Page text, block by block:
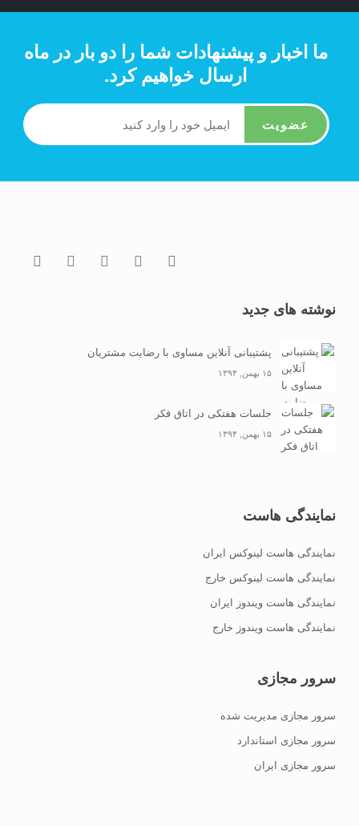
ما اخبار و پیشنهادات شما را دو بار در ماه
ارسال خواهیم کرد.
عضویت
نوشته های جدید
پشتیبانی آنلاین مساوی با رضایت مشتریان
۱۵ بهمن, ۱۳۹۴
جلسات هفتکی در اتاق فکر
۱۵ بهمن, ۱۳۹۴
نمایندگی هاست
نمایندگی هاست لینوکس ایران
نمایندگی هاست لینوکس خارج
نمایندگی هاست ویندوز ایران
نمایندگی هاست ویندوز خارج
سرور مجازی
سرور مجازی مدیریت شده
سرور مجازی استاندارد
سرور مجازی ایران